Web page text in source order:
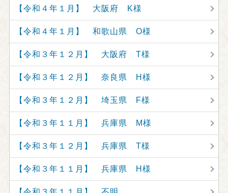
【令和４年１月】 大阪府 K様
【令和４年１月】 和歌山県 O様
【令和３年１２月】 大阪府 T様
【令和３年１２月】 奈良県 H様
【令和３年１２月】 埼玉県 F様
【令和３年１１月】 兵庫県 M様
【令和３年１２月】 兵庫県 T様
【令和３年１１月】 兵庫県 H様